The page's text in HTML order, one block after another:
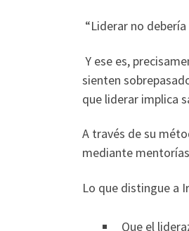
“Liderar no debería
Y ese es,
sienten
que liderar implica
A través de su
mediante
Lo que distingue a
Que el